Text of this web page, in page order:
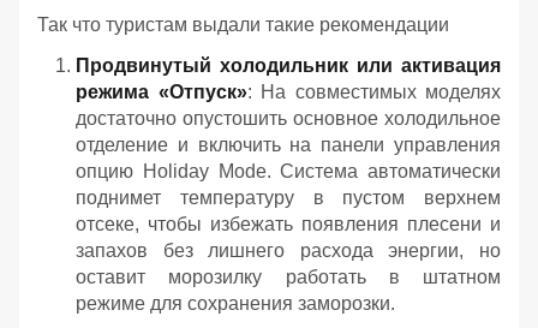
Так что туристам выдали такие рекомендации
Продвинутый холодильник или активация
режима «Отпуск»: На совместимых моделях
достаточно опустошить основное холодильное
отделение и включить на панели управления
опцию Holiday Mode. Система автоматически
поднимет температуру в пустом верхнем
отсеке, чтобы избежать появления плесени и
запахов без лишнего расхода энергии, но
оставит морозилку работать в штатном
режиме для сохранения заморозки.